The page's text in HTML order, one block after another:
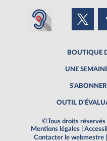
BOUTIQUE
UNE
OUTIL
©Tous droits
Mentions légales
Contacter le webmestre